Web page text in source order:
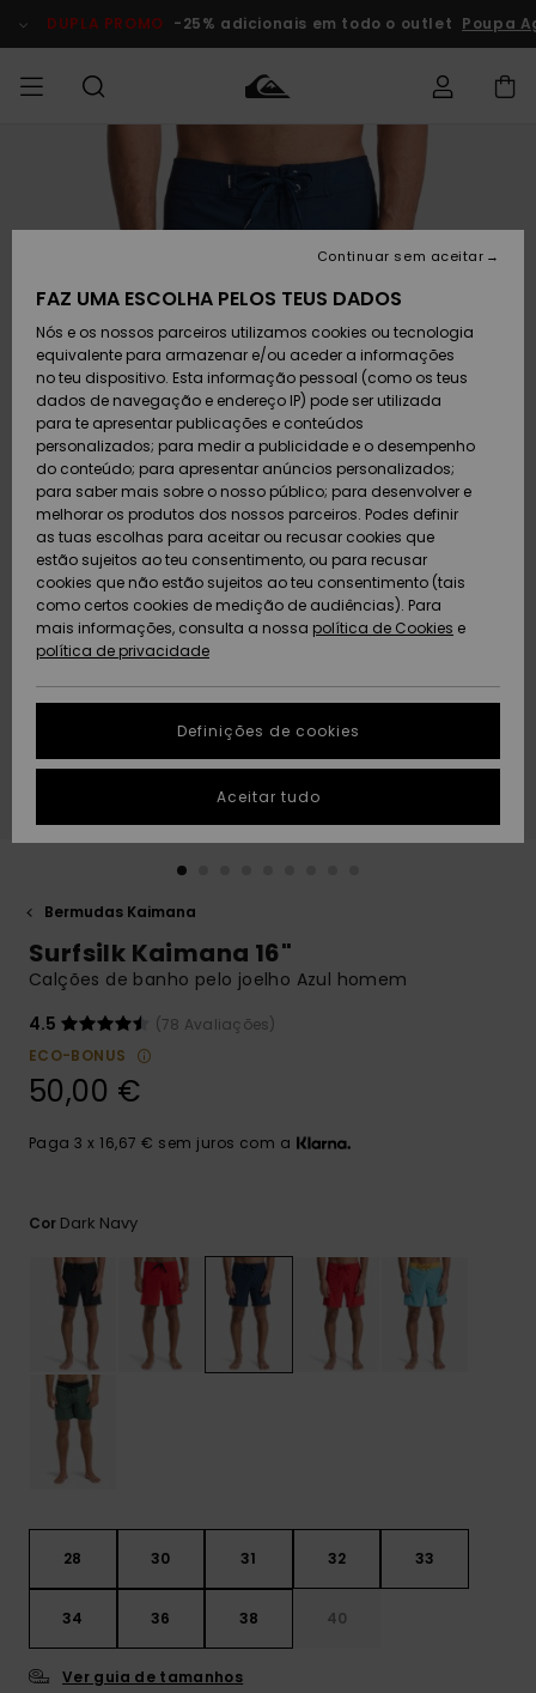
do
DUPLA PROMO -25% adicionais em todo o outlet Poupa
Roupas
Calçado e
chinelos
Surfe/água
Snow
Artigos
recém-
chegados
Coleções
MENINO
Roupas
Calçado e
chinelos
Surfe/água
Neve
Artigos
recém-
chegados
Highlights
MULHER
Shop
chegados
Highlights
Snow
SURF
Surf Shop
Homem
Crianças
Highlights
Community
SNOW
Artigos
Neve
Artigos
Criança
Snow Shop
Feminino
Highlights
Community
DUPLA
PROMO
Outlet
Homem
Criança
Outlet
Mulher
AJUDA
Acede à tua
encomenda
Devoluções
Pagamento
Cartão
presente
Quiksilver
Freedom
Protecção de
dados
Guia de
tamanhos
conversa para
obteres a
resposta mais
conversa
Encontra
respostas
para as
formulário de
SUSTAINABILITY
PRESENTE
DESEJO
Bermudas Kaimana
Surfsilk Kaimana 16"
Calções de banho pelo joelho Azul homem
4.5
(78 Avaliações)
ECO-BONUS
50,00 €
Paga 3 x 16,67 € sem juros com a
Cor Dark Navy
28 30 31 32 33
34 36 38 40
Ver guia de tamanhos
FAZ UMA ESCOLHA PELOS TEUS DADOS
Nós e os nossos parceiros utilizamos cookies ou tecnologia
equivalente para armazenar e/ou aceder a informações
no teu dispositivo. Esta informação pessoal (como os teus
dados de navegação e endereço IP) pode ser utilizada
para te apresentar publicações e conteúdos
personalizados; para medir a publicidade e o desempenho
do conteúdo; para apresentar anúncios personalizados;
para saber mais sobre o nosso público; para desenvolver e
melhorar os produtos dos nossos parceiros. Podes definir
as tuas escolhas para aceitar ou recusar cookies que
estão sujeitos ao teu consentimento, ou para recusar
cookies que não estão sujeitos ao teu consentimento (tais
como certos cookies de medição de audiências). Para
mais informações, consulta a nossa política de Cookies e
política de privacidade
Definições de cookies
Continuar sem aceitar
Aceitar tudo